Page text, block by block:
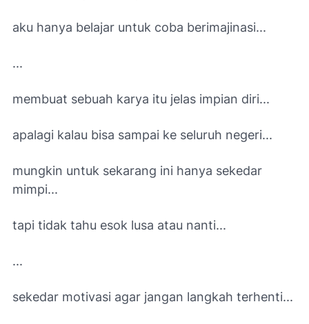
aku hanya belajar untuk coba berimajinasi...
...
membuat sebuah karya itu jelas impian diri...
apalagi kalau bisa sampai ke seluruh negeri...
mungkin untuk sekarang ini hanya sekedar
mimpi...
tapi tidak tahu esok lusa atau nanti...
...
sekedar motivasi agar jangan langkah terhenti...